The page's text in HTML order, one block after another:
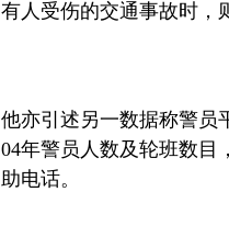
有人受伤的交通事故时，
他亦引述另一数据称警员
04年警员人数及轮班数目
助电话。